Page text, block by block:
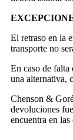
El retraso en la
transporte no
En caso de falta
una alternativa,
Chenson &
devoluciones
encuentra en